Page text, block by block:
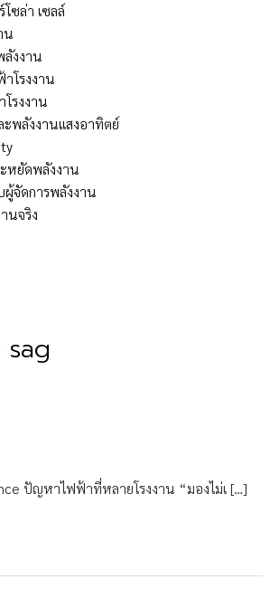
ซล่า เซลล์
น
งงาน
โรงงาน
รงงาน
ะพลังงานแสงอาทิตย์
หยัดพลังงาน
ผู้จัดการพลังงาน
นจริง
ปัญหาไฟฟ้าที่หลายโรงงาน “มองไม่เ […]